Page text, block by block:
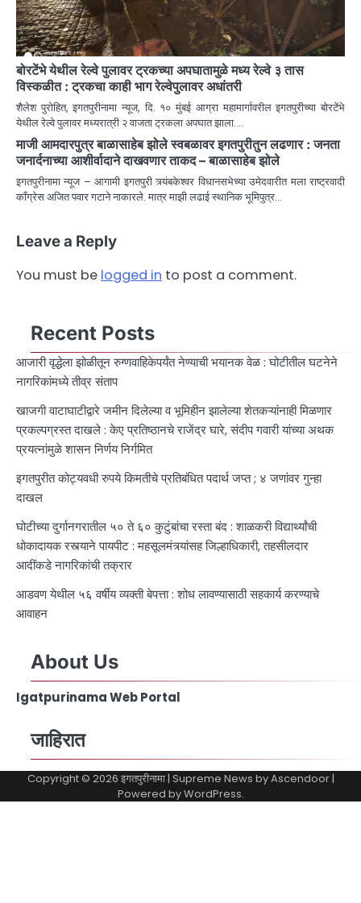
बोरटेंभे येथील रेल्वे पुलावर ट्रकच्या अपघातामुळे मध्य रेल्वे ३ तास
विस्कळीत : ट्रकचा काही भाग रेल्वेपुलावर अधांतरी
शैलेश पुरोहित, इगतपुरीनामा न्यूज, दि. १० मुंबई आग्रा महामार्गावरील इगतपुरीच्या बोरटेंभे
येथील रेल्वे पुलावर मध्यरात्री २ वाजता ट्रकला अपघात झाला.…
माजी आमदारपुत्र बाळासाहेब झोले स्वबळावर इगतपुरीतुन लढणार : जनता
जनार्दनाच्या आशीर्वादाने दाखवणार ताकद – बाळासाहेब झोले
इगतपुरीनामा न्यूज – आगामी इगतपुरी त्र्यंबकेश्वर विधानसभेच्या उमेदवारीत मला राष्ट्रवादी
काँग्रेस अजित पवार गटाने नाकारले. मात्र माझी लढाई स्थानिक भूमिपुत्र…
Leave a Reply
You must be logged in to post a comment.
Recent Posts
आजारी वृद्धेला झोळीतून रुग्णवाहिकेपर्यंत नेण्याची भयानक वेळ : घोटीतील घटनेने
नागरिकांमध्ये तीव्र संताप
खाजगी वाटाघाटीद्वारे जमीन दिलेल्या व भूमिहीन झालेल्या शेतकऱ्यांनाही मिळणार
प्रकल्पग्रस्त दाखले : केए प्रतिष्ठानचे राजेंद्र घारे, संदीप गवारी यांच्या अथक
प्रयत्नांमुळे शासन निर्णय निर्गमित
इगतपुरीत कोट्यवधी रुपये किमतीचे प्रतिबंधित पदार्थ जप्त ; ४ जणांवर गुन्हा
दाखल
घोटीच्या दुर्गानगरातील ५० ते ६० कुटुंबांचा रस्ता बंद : शाळकरी विद्यार्थ्यांची
धोकादायक रस्त्याने पायपीट : महसूलमंत्र्यांसह जिल्हाधिकारी, तहसीलदार
आदींकडे नागरिकांची तक्रार
आडवण येथील ५६ वर्षीय व्यक्ती बेपत्ता : शोध लावण्यासाठी सहकार्य करण्याचे
आवाहन
About Us
Igatpurinama Web Portal
जाहिरात
Copyright © 2026 इगतपुरीनामा| Supreme News byAscendoor|
Powered byWordPress.